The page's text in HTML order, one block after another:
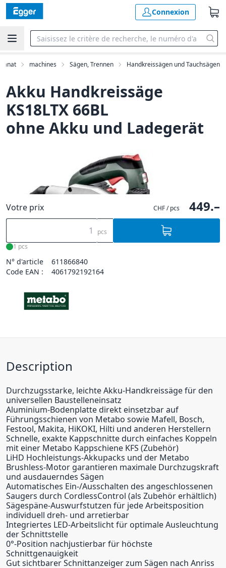
Connexion
machines Sägen, Trennen Handkreissägen und Tauchsägen
Akku Handkreissäge
KS18LTX 66BL
ohne Akku und Ladegerät
Votre prix CHF / pcs 449.–
pcs
1 pcs
N° d'article
611866840
Code EAN :
4061792192164
Description
Durchzugsstarke, leichte Akku-Handkreissäge für den
universellen Baustelleneinsatz
Aluminium-Bodenplatte direkt einsetzbar auf
Führungsschienen von Metabo sowie Mafell, Bosch,
Festool, Makita, HiKOKI, Hilti und anderen Herstellern
Schnelle, exakte Kappschnitte durch einfaches Koppeln
mit einer Metabo Kappschiene KFS (Zubehör)
LiHD Hochleistungs-Akkupacks und der Metabo
Brushless-Motor garantieren maximale Durchzugskraft
und ausdauerndes Sägen
Automatisches Ein-/Ausschalten des angeschlossenen
Saugers durch CordlessControl (als Zubehör erhältlich)
Sägespäne-Auswurfstutzen für jede Arbeitsposition
individuell dreh- und arretierbar
Integriertes LED-Arbeitslicht für optimale Ausleuchtung
der Schnittstelle
0°-Position nachjustierbar für höchste
Schnittgenauigkeit
Gut sichtbarer Schnittanzeiger zum Sägen nach Anriss